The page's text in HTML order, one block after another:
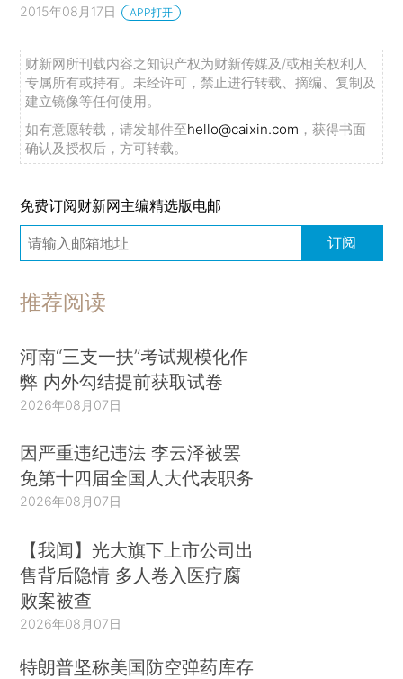
2015年08月17日 APP打开
财新网所刊载内容之知识产权为财新传媒及/或相关权利人
专属所有或持有。未经许可，禁止进行转载、摘编、复制及
建立镜像等任何使用。
如有意愿转载，请发邮件至hello@caixin.com ，获得书面
确认及授权后，方可转载。
免费订阅财新网主编精选版电邮
订阅
推荐阅读
河南“三支一扶”考试规模化作
弊 内外勾结提前获取试卷
2026年08月07日
因严重违纪违法 李云泽被罢
免第十四届全国人大代表职务
2026年08月07日
【我闻】光大旗下上市公司出
售背后隐情 多人卷入医疗腐
败案被查
2026年08月07日
特朗普坚称美国防空弹药库存